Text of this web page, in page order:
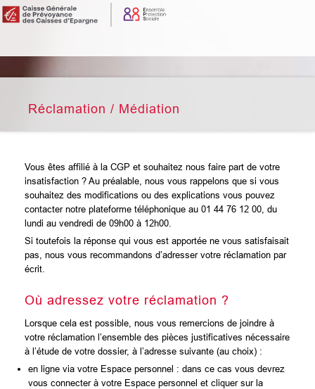
Réclamation / Médiation
Vous êtes affilié à la CGP et souhaitez nous faire part de votre
insatisfaction ? Au préalable, nous vous rappelons que si vous
souhaitez des modifications ou des explications vous pouvez
contacter notre plateforme téléphonique au 01 44 76 12 00, du
lundi au vendredi de 09h00 à 12h00.
Si toutefois la réponse qui vous est apportée ne vous satisfaisait
pas, nous vous recommandons d’adresser votre réclamation par
écrit.
Où adressez votre réclamation ?
Lorsque cela est possible, nous vous remercions de joindre à
votre réclamation l’ensemble des pièces justificatives nécessaire
à l’étude de votre dossier, à l’adresse suivante (au choix) :
en ligne via votre Espace personnel : dans ce cas vous devrez
vous connecter à votre Espace personnel et cliquer sur la